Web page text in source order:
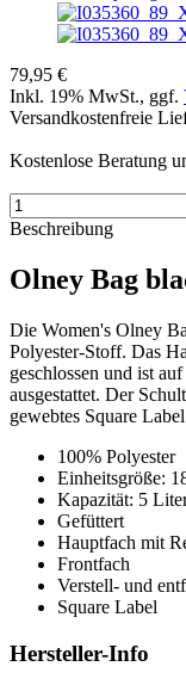
79,95 €
Inkl. 19% MwSt., ggf.
Versandkostenfreie
Kostenlose Beratung
Beschreibung
Olney Bag
Die Women's Olney
Polyester-Stoff. Das
geschlossen und ist
ausgestattet. Der
gewebtes Square
100% Polyester
Einheitsgröße:
Kapazität: 5
Gefüttert
Hauptfach mit
Frontfach
Verstell- und
Square Label
Hersteller-Info